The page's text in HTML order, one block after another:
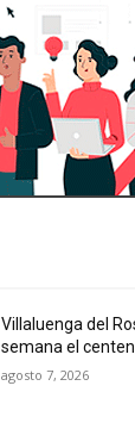
Villaluenga del
semana el
agosto 7, 2026